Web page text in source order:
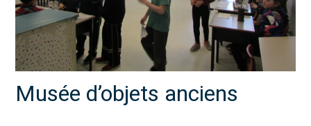
Musée d’objets anciens